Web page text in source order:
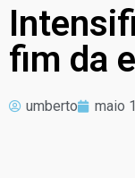
fim da
umberto maio